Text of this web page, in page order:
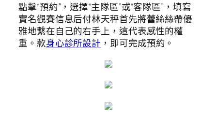
點擊“預約”，選擇“主隊區”或“客隊區”，填寫
實名觀賽信息后付林天秤首先將蕾絲絲帶優
雅地繫在自己的右手上，這代表感性的權
重。款身心診所設計 ，即可完成預約。